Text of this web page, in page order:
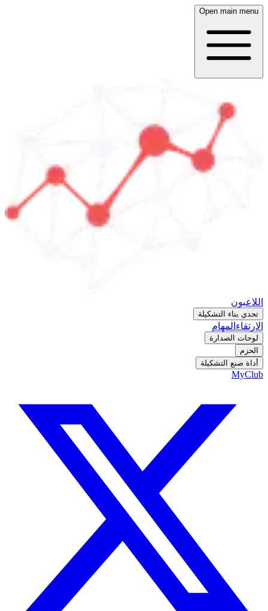
Open main menu
اللاعبون
تحدي بناء التشكيلة
الارتقاء المهام
لوحات الصدارة
الحزم
أداة صنع التشكيلة
MyClub